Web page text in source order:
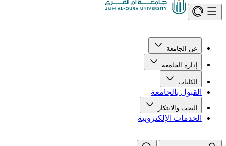
عن الجامعة
إدارة الجامعة
الكليات
القبول بالجامعة
البحث والابتكار
الخدمات الإلكترونية